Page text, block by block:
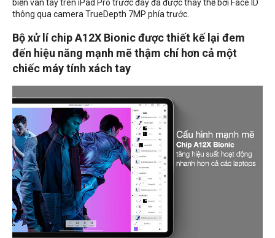
biến vân tay trên iPad Pro trước đây đã được thay thế bởi Face ID
thông qua camera TrueDepth 7MP phía trước.
Bộ xử lí chip A12X Bionic được thiết kế lại đem
đến hiệu năng mạnh mẽ thậm chí hơn cả một
chiếc máy tính xách tay